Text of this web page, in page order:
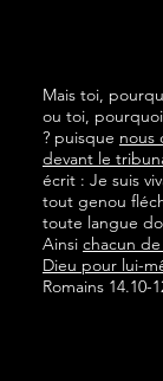
Mais toi,
ou toi,
? puisque nous
devant le
écrit : Je suis
tout genou
toute langue
Ainsi chacun
Dieu pour lui-
Romains 14.10-